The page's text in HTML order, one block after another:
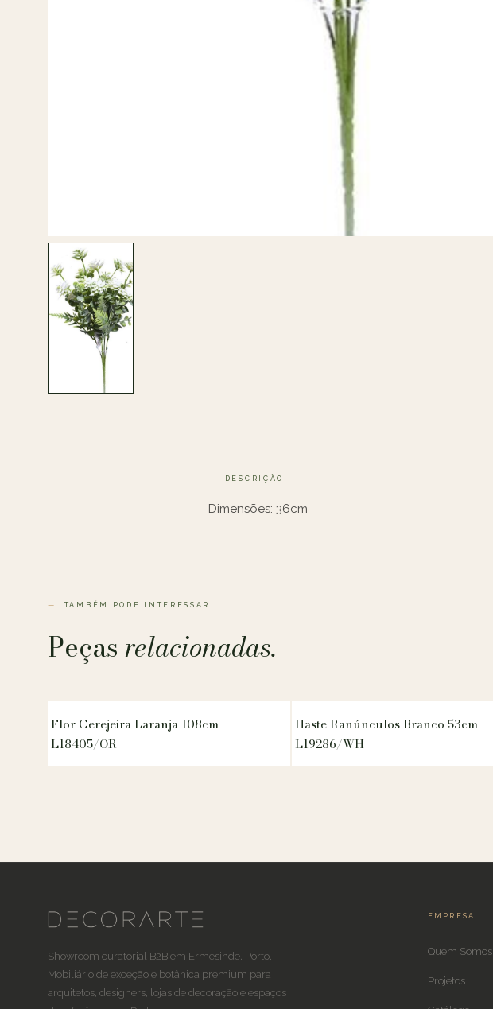
DESCRIÇÃO
Dimensões: 36cm
TAMBÉM PODE INTERESSAR
Peçasrelacionadas.
Flor Cerejeira Laranja 108cm
L18405/OR
Haste Ranúnculos Branco 53cm
L19286/WH
Showroom curatorial B2B em Ermesinde, Porto.
Mobiliário de exceção e botânica premium para
arquitetos, designers, lojas de decoração e espaços
EMPRESA
Quem Somos
Projetos